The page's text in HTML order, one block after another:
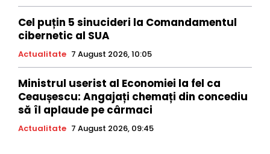
Cel puțin 5 sinucideri la Comandamentul
cibernetic al SUA
Actualitate 7 August 2026, 10:05
Ministrul userist al Economiei la fel ca
Ceaușescu: Angajați chemați din concediu
să îl aplaude pe cârmaci
Actualitate 7 August 2026, 09:45